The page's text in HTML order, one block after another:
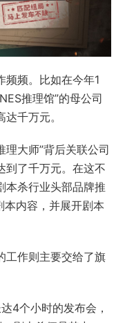
频频。比如在今年1
推理馆”的母公司
千万元。
大师”背后关联公司
到了千万元。在这不
本杀行业头部品牌推
本内容，并展开剧本
工作则主要交给了旗
4个小时的发布会，